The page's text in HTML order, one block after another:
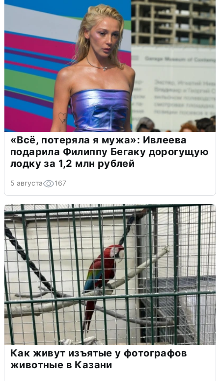
«Всё, потеряла я мужа»: Ивлеева
подарила Филиппу Бегаку дорогущую
лодку за 1,2 млн рублей
5 августа 167
Как живут изъятые у фотографов
животные в Казани